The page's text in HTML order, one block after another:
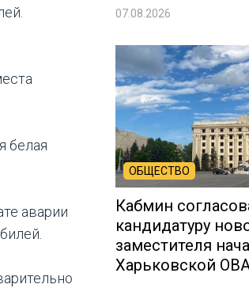
белая
аварии
07.08.2026
ОБЩЕСТВО
Кабмин
кандидатуру
заместителя
Харьковской